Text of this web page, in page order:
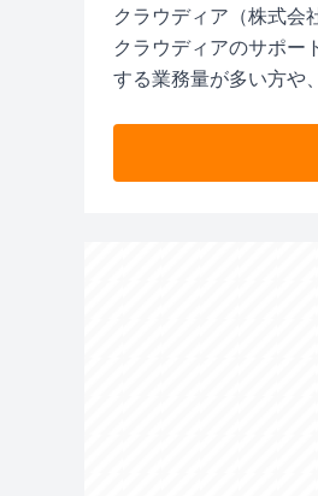
クラウディア（株式会
クラウディアのサポー
する業務量が多い方や